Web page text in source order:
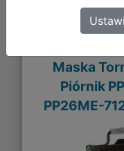
Maska
Piórnik
PP26ME-